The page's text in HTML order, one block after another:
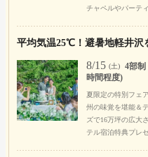
チャペルやパーテ
平均気温25℃！避暑地軽井沢
8/15 (土)
4部制
時間程度)
夏限定の特別フェ
州の味覚を堪能＆
ズで16万坪の広大
テル宿泊特典プレ